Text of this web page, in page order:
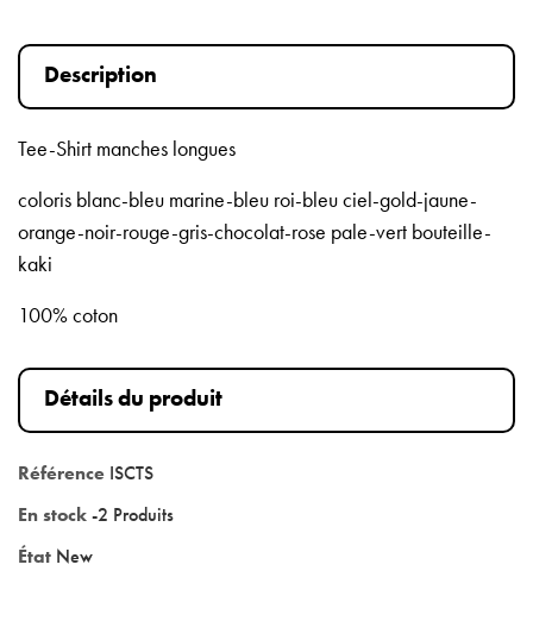
Description
Tee-Shirt manches longues
coloris blanc-bleu marine-bleu roi-bleu ciel-gold-jaune-
orange-noir-rouge-gris-chocolat-rose pale-vert bouteille-
kaki
100% coton
Détails du produit
Référence ISCTS
En stock-2 Produits
État New